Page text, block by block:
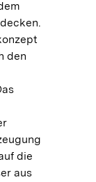
den
die
aus